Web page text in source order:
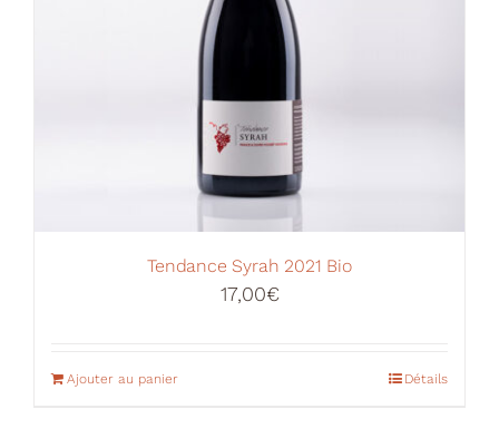
Tendance Syrah 2021 Bio
17,00€
Ajouter au panier Détails